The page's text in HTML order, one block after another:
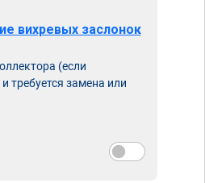
вихревых заслонок
(если
требуется замена или